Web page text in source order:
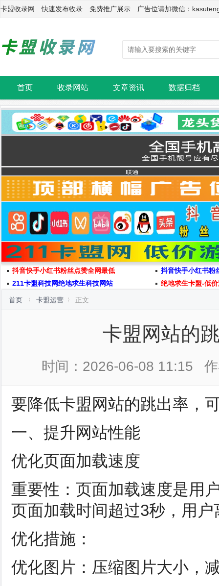
卡盟收录网 快速发布收录 免费推广展示 广告位请加微信：
首页 收录网站 文章资讯 数据归档
抖音快手小红书粉丝点赞全网最低
抖音快手小红书粉
211卡盟科技网绝地求生科技网站
绝地求生卡盟-低
首页 卡盟运营 正文
卡盟网站的
时间：2026-06-08 11:15
要降低卡盟网站的跳出率，
一、提升网站性能
优化页面加载速度
重要性：页面加载速度是用
页面加载时间超过3秒，用
优化措施：
优化图片：压缩图片大小，